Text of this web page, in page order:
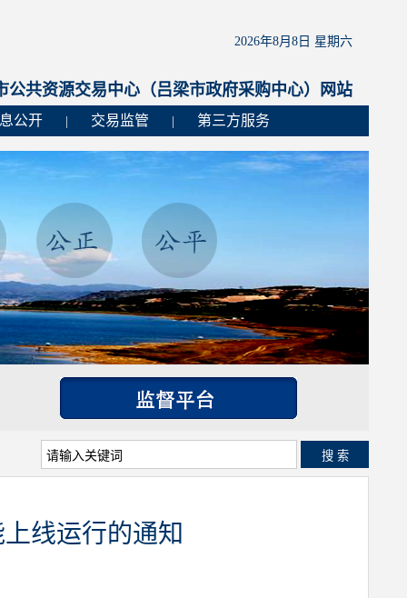
2026年8月8日 星期六
公共资源交易中心（吕梁市政府采购中心）网站
公开 交易监管 第三方服务
搜 索
线运行的通知